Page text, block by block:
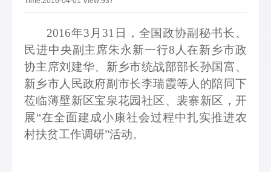
2016年3月31日，全国政协副秘书长、
民进中央副主席朱永新一行8人在新乡市政
协主席刘建华、新乡市统战部部长孙国富、
新乡市人民政府副市长李瑞霞等人的陪同下
莅临薄壁新区宝泉花园社区、裴寨新区，开
展“在全面建成小康社会过程中扎实推进农
村扶贫工作调研”活动。